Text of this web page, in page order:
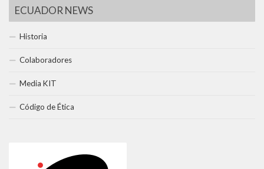
ECUADOR NEWS
Historia
Colaboradores
Media KIT
Código de Ética